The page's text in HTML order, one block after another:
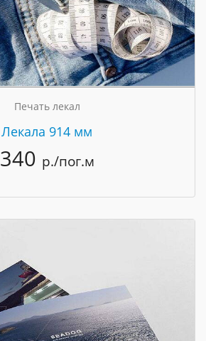
Печать лекал
Лекала 914 мм
340 р./пог.м